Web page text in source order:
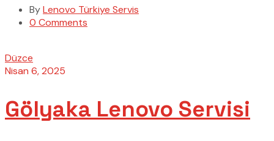
ByLenovo Türkiye Servis
0 Comments
Düzce
Nisan 6, 2025
Gölyaka Lenovo Servisi